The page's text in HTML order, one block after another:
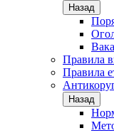
Назад
Правила
Правила
Назад